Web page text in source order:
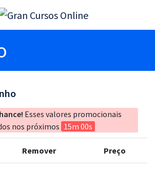
Esses valores promocionais
nos próximos 15m 00s
Remover Preço